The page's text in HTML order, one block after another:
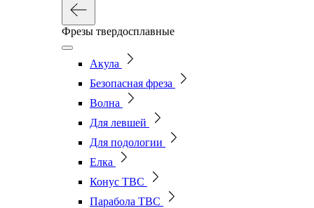
Фрезы твердосплавные
Акула
Безопасная фреза
Волна
Для левшей
Для подологии
Елка
Конус ТВС
Парабола ТВС